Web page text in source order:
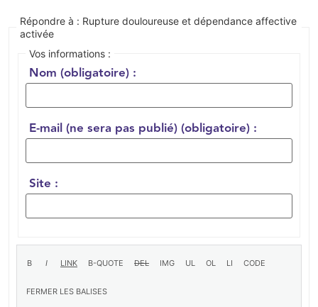
Répondre à : Rupture douloureuse et dépendance affective
activée
Vos informations :
Nom (obligatoire) :
E-mail (ne sera pas publié) (obligatoire) :
Site :